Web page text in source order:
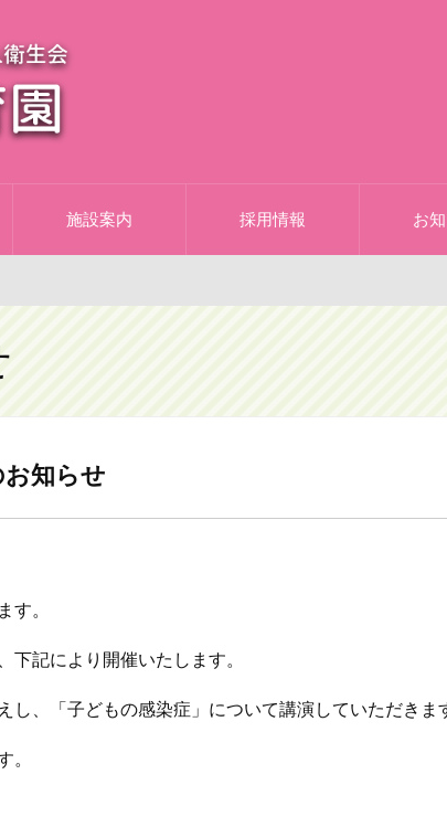
施設案内 採用情報 お
知らせ
す。
下記により開催いたします。
し、「子どもの感染症」について講演していただきま
。